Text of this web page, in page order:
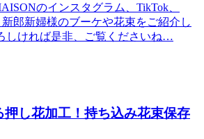
のインスタグラム、TikTok、
新郎新婦様のブーケや花束をご紹介し
しければ是非、ご覧くださいね…
押し花加工！持ち込み花束保存